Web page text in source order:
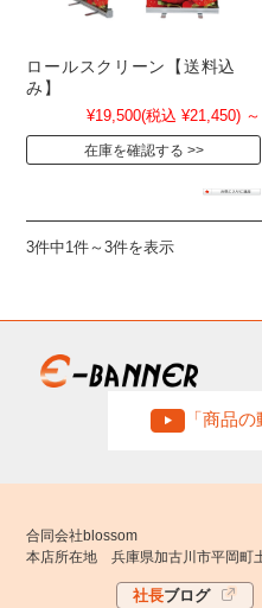
ロールスクリーン【送料込
み】
¥19,500(税込 ¥21,450) ～
在庫を確認する
3件中1件～3件を表示
「商品
合同会社blossom
本店所在地 兵庫県加古川市平岡町
社長ブログ